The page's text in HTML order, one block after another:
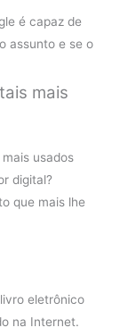
é capaz de
assunto e se o
mais
digital?
que mais lhe
eletrônico
na Internet.